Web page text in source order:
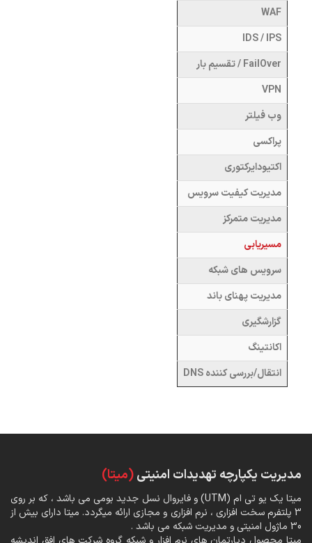
WAF
IDS / IPS
FailOver / تقسیم بار
VPN
وب فیلتر
پراکسی
اکتیودایرکتوری
مدیریت کیفیت سرویس
مدیریت متمرکز
مسیریابی
سرویس های شبکه
مدیریت پهنای باند
گزارشگیری
اکانتینگ
انتقال/بررسی کننده DNS
مدیریت یکپارچه تهدیدات امنیتی(میتا)
میتا یک یو تی ام (UTM) و فایروال نسل جدید بومی می باشد ، که بر روی
3 پلتفرم سخت افزاری ، نرم افزاری و مجازی ارائه میگردد. میتا دارای بیش از
30 ماژول امنیتی و مدیریت شبکه می باشد .